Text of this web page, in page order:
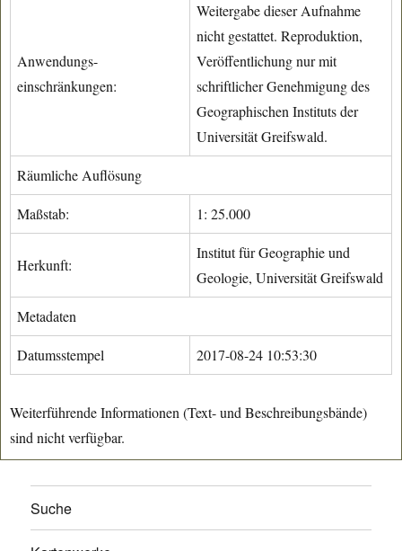
Anwendungs-
einschränkungen:
Weitergabe dieser Aufnahme
nicht gestattet. Reproduktion,
Veröffentlichung nur mit
schriftlicher Genehmigung des
Geographischen Instituts der
Universität Greifswald.
Räumliche Auflösung
Maßstab: 1: 25.000
Herkunft:
Institut für Geographie und
Geologie, Universität Greifswald
Metadaten
Datumsstempel 2017-08-24 10:53:30
Weiterführende Informationen (Text- und Beschreibungsbände)
sind nicht verfügbar.
Suche